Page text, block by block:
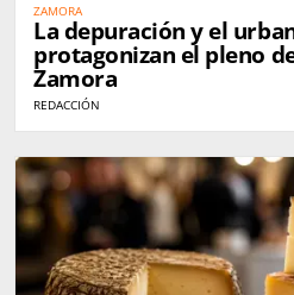
ZAMORA
La depuración y el
protagonizan el pleno
Zamora
REDACCIÓN